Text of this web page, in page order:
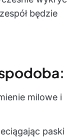
będzie
milowe i
paski